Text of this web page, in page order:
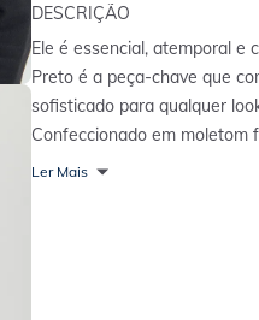
DESCRIÇÃO
Ele é essencial, atemporal e
Preto é a peça-chave que
sofisticado para qualquer
Confeccionado em moletom
amaciado, ele oferece o
Ler Mais